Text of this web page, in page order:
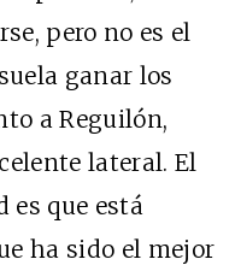
pero no es el
ganar los
a Reguilón,
lateral. El
es que está
ha sido el mejor